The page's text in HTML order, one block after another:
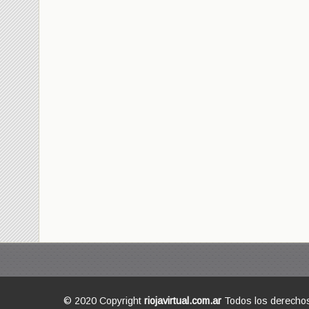
© 2020 Copyright riojavirtual.com.ar Todos los